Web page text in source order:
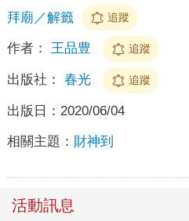
拜廟／解籤
追蹤
作者： 王品豊 追蹤
出版社： 春光 追蹤
出版日： 2020/06/04
相關主題： 財神到
活動訊息